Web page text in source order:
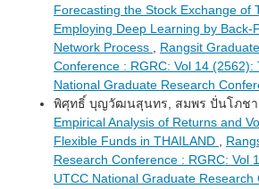
Forecasting the Stock Exchange of
Employing Deep Learning by Back-
Network Process
Rangsit
Conference : RGRC: Vol 14 (2562):
National Graduate Research
พิศุทธิ์ บุญวัฒนสุนทร, สมพร ปั่นโภชา
Empirical Analysis of Returns and
Flexible Funds in THAILAND
Research Conference : RGRC: Vol
UTCC National Graduate Research